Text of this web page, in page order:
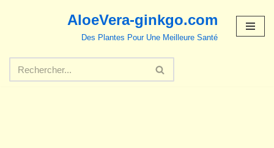
contenu
AloeVera-ginkgo.com
Des Plantes Pour Une Meilleure Santé